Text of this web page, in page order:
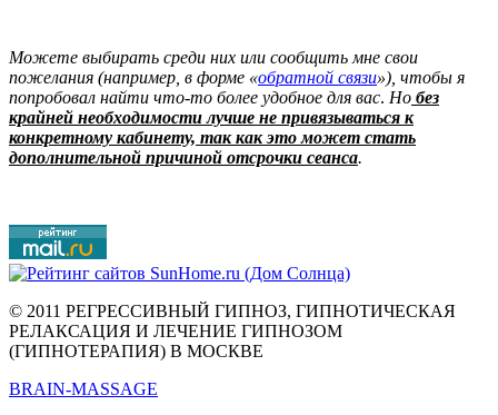
Можете выбирать среди них или сообщить мне свои
пожелания (например, в форме «обратной связи»), чтобы я
попробовал найти что-то более удобное для вас. Но без
крайней необходимости лучше не привязываться к
конкретному кабинету, так как это может стать
дополнительной причиной отсрочки сеанса.
© 2011 РЕГРЕССИВНЫЙ ГИПНОЗ, ГИПНОТИЧЕСКАЯ
РЕЛАКСАЦИЯ И ЛЕЧЕНИЕ ГИПНОЗОМ
(ГИПНОТЕРАПИЯ) В МОСКВЕ
BRAIN-MASSAGE